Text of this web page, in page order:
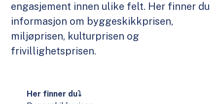
engasjement innen ulike felt. Her finner du
informasjon om byggeskikkprisen,
miljøprisen, kulturprisen og
frivillighetsprisen.
Her finner du⤵